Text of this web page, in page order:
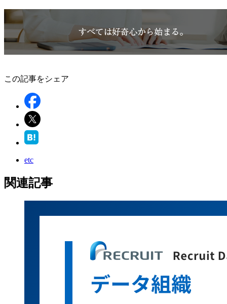
この記事をシェア
etc
関連記事